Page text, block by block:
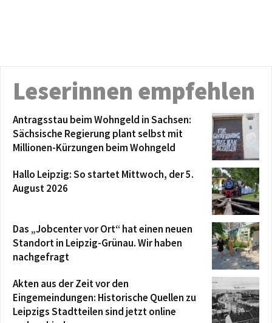
Leserinnen empfehlen
Antragsstau beim Wohngeld in Sachsen:
Sächsische Regierung plant selbst mit
Millionen-Kürzungen beim Wohngeld
Hallo Leipzig: So startet Mittwoch, der 5.
August 2026
Das „Jobcenter vor Ort“ hat einen neuen
Standort in Leipzig-Grünau. Wir haben
nachgefragt
Akten aus der Zeit vor den
Eingemeindungen: Historische Quellen zu
Leipzigs Stadtteilen sind jetzt online